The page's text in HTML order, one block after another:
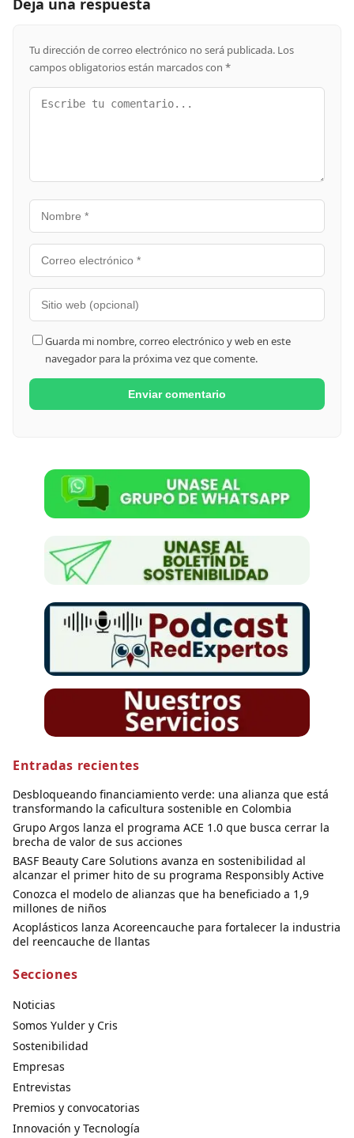
Deja una respuesta
Tu dirección de correo electrónico no será publicada. Los
campos obligatorios están marcados con *
Guarda mi nombre, correo electrónico y web en este
navegador para la próxima vez que comente.
Entradas recientes
Desbloqueando financiamiento verde: una alianza que está
transformando la caficultura sostenible en Colombia
Grupo Argos lanza el programa ACE 1.0 que busca cerrar la
brecha de valor de sus acciones
BASF Beauty Care Solutions avanza en sostenibilidad al
alcanzar el primer hito de su programa Responsibly Active
Conozca el modelo de alianzas que ha beneficiado a 1,9
millones de niños
Acoplásticos lanza Acoreencauche para fortalecer la industria
del reencauche de llantas
Secciones
Noticias
Somos Yulder y Cris
Sostenibilidad
Empresas
Entrevistas
Premios y convocatorias
Innovación y Tecnología